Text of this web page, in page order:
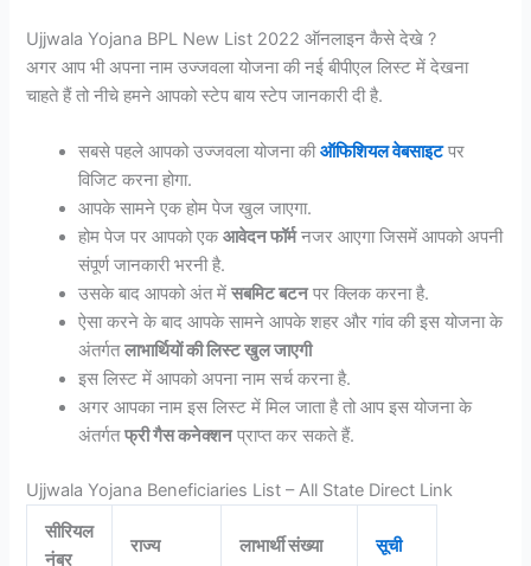
Ujjwala Yojana BPL New List 2022 ऑनलाइन कैसे देखे ?
अगर आप भी अपना नाम उज्जवला योजना की नई बीपीएल लिस्ट में देखना
चाहते हैं तो नीचे हमने आपको स्टेप बाय स्टेप जानकारी दी है.
सबसे पहले आपको उज्जवला योजना कीऑफिशियल वेबसाइटपर
विजिट करना होगा.
आपके सामने एक होम पेज खुल जाएगा.
होम पेज पर आपको एकआवेदन फॉर्मनजर आएगा जिसमें आपको अपनी
संपूर्ण जानकारी भरनी है.
उसके बाद आपको अंत मेंसबमिट बटनपर क्लिक करना है.
ऐसा करने के बाद आपके सामने आपके शहर और गांव की इस योजना के
अंतर्गतलाभार्थियों की लिस्ट खुल जाएगी
इस लिस्ट में आपको अपना नाम सर्च करना है.
अगर आपका नाम इस लिस्ट में मिल जाता है तो आप इस योजना के
अंतर्गतफ्री गैस कनेक्शनप्राप्त कर सकते हैं.
Ujjwala Yojana Beneficiaries List – All State Direct Link
सीरियल
नंबर
राज्य लाभार्थी संख्या सूची